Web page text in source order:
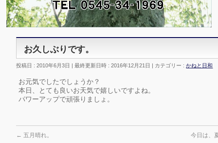
お久しぶりです。
投稿日 : 2010年6月3日 最終更新日時 : 2016年12月21日 カテゴリー :かねと日和
お元気でしたでしょうか？
本日、とても良いお天気で嬉しいですよね。
パワーアップで頑張りましょ。
← 五月晴れ。 今日は、